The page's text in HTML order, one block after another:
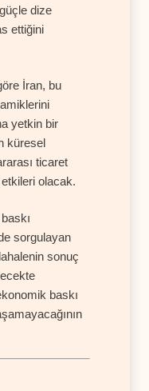
dize
ettiğini
İran, bu
yetkin bir
küresel
ticaret
olacak.
sorgulayan
sonuç
baskı